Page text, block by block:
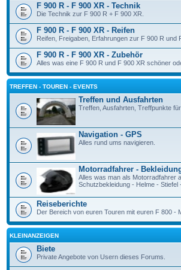
F 900 R - F 900 XR - Technik
Die Technik zur F 900 R + F 900 XR.
F 900 R - F 900 XR - Reifen
Reifen, Freigaben, Erfahrungen zur F 900 R und
F 900 R - F 900 XR - Zubehör
Alles was eine F 900 R und F 900 XR schöner
TREFFEN - TOUREN - EVENTS
Treffen und Ausfahrten
Treffen, Ausfahrten, Treffpunkte
Navigation - GPS
Alles rund ums navigieren.
Motorradfahrer -
Alles was man als Motorradfahrer
Schutzbekleidung - Helme - Stiefel
Reiseberichte
Der Bereich von euren Touren mit euren F 800 -
KLEINANZEIGEN
Biete
Private Angebote von Usern dieses Forums.